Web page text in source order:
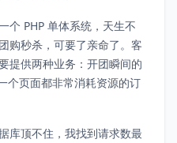
个 PHP 单体系统，天生不
购秒杀，可要了亲命了。客
提供两种业务：开团瞬间的
个页面都非常消耗资源的订
库顶不住，我找到请求数最